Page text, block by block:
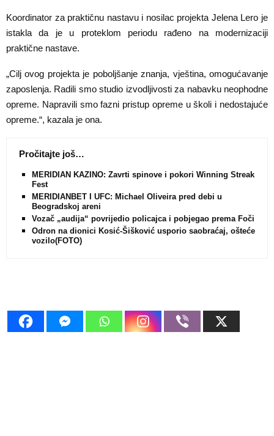
Koordinator za praktičnu nastavu i nosilac projekta Jelena Lero je
istakla da je u proteklom periodu rađeno na modernizaciji
praktične nastave.
„Cilj ovog projekta je poboljšanje znanja, vještina, omogućavanje
zaposlenja. Radili smo studio izvodljivosti za nabavku neophodne
opreme. Napravili smo fazni pristup opreme u školi i nedostajuće
opreme.“, kazala je ona.
Pročitajte još…
MERIDIAN KAZINO: Zavrti spinove i pokori Winning Streak
Fest
MERIDIANBET I UFC: Michael Oliveira pred debi u
Beogradskoj areni
Vozač „audija“ povrijedio policajca i pobjegao prema Foči
Odron na dionici Kosić-Šišković usporio saobraćaj, oštećeno
vozilo(FOTO)